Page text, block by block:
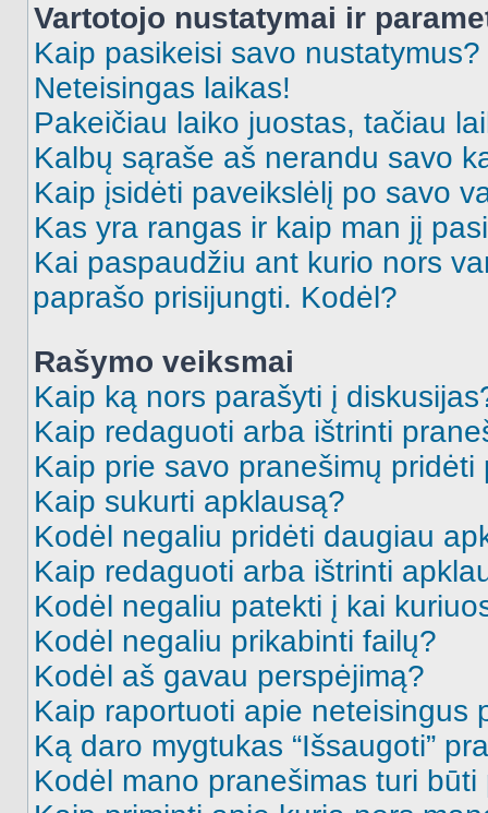
Vartotojo nustatymai ir
Kaip pasikeisi savo nustatymus?
Neteisingas laikas!
Pakeičiau laiko juostas, tačiau
Kalbų sąraše aš nerandu savo
Kaip įsidėti paveikslėlį po savo
Kas yra rangas ir kaip man jį
Kai paspaudžiu ant kurio nors
paprašo prisijungti. Kodėl?
Rašymo veiksmai
Kaip ką nors parašyti į
Kaip redaguoti arba ištrinti
Kaip prie savo pranešimų pridėti
Kaip sukurti apklausą?
Kodėl negaliu pridėti daugiau
Kaip redaguoti arba ištrinti
Kodėl negaliu patekti į kai
Kodėl negaliu prikabinti failų?
Kodėl aš gavau perspėjimą?
Kaip raportuoti apie neteisingus
Ką daro mygtukas “Išsaugoti”
Kodėl mano pranešimas turi būti